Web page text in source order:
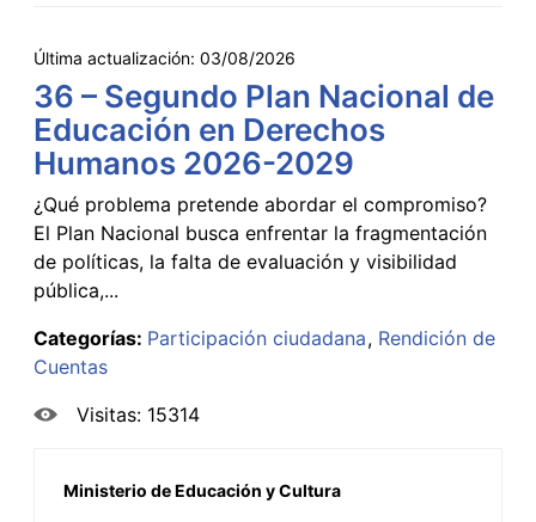
Última actualización: 03/08/2026
36 – Segundo Plan Nacional de
Educación en Derechos
Humanos 2026-2029
¿Qué problema pretende abordar el compromiso?
El Plan Nacional busca enfrentar la fragmentación
de políticas, la falta de evaluación y visibilidad
pública,...
Categorías: Participación ciudadana Rendición de
Cuentas
Visitas: 15314
Ministerio de Educación y Cultura